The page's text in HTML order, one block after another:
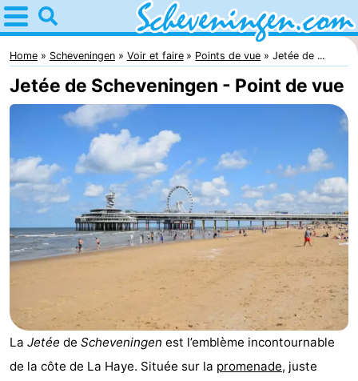
Home
Scheveningen
Astuces
les
enfants
Passer
la
nuit
Appartements
-
Nautisch
Scheveningen
Campings
d'hôtes
Chaumières
Home Scheveningen Voir et faire Points de vue Jetée de ...
Jetée de Scheveningen - Point de vue
La Jetée de Scheveningen est l’emblème incontournable
de la côte de La Haye. Située sur la promenade, juste